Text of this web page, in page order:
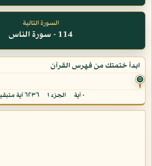
السورة التالية
114 - سورة الناس
ابدأ ختمتك من فهرس القرآن
۞
٠ آية الجزء ١ ٦٢٣٦ آية متبقية